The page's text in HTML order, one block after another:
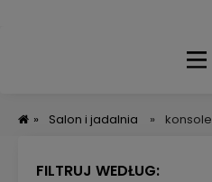
» Salon i jadalnia » konsole
FILTRUJ WEDŁUG: